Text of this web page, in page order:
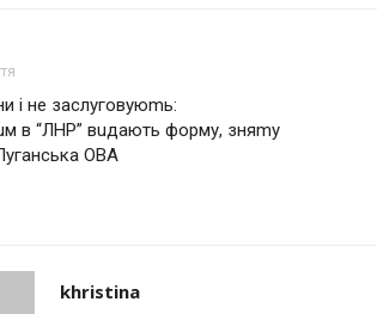
і не заслуговуюmь:
в “ЛНР” вuдaють фopму, зняmу
ОВА
khristina